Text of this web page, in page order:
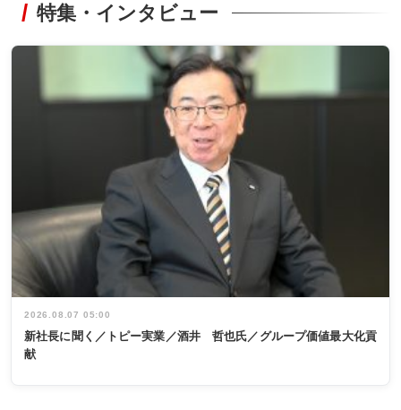
特集・インタビュー
2026.08.07 05:00
新社長に聞く／トピー実業／酒井 哲也氏／グループ価値最大化貢
献